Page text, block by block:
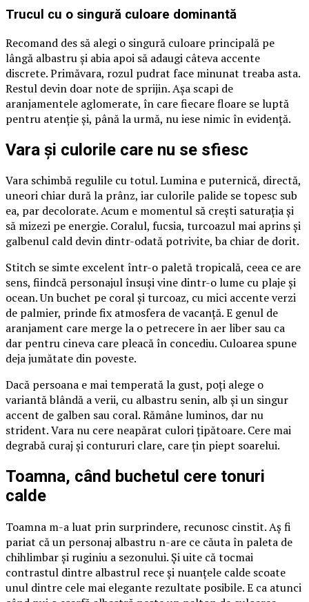
Trucul cu o singură culoare dominantă
Recomand des să alegi o singură culoare principală pe
lângă albastru și abia apoi să adaugi câteva accente
discrete. Primăvara, rozul pudrat face minunat treaba asta.
Restul devin doar note de sprijin. Așa scapi de
aranjamentele aglomerate, în care fiecare floare se luptă
pentru atenție și, până la urmă, nu iese nimic în evidență.
Vara și culorile care nu se sfiesc
Vara schimbă regulile cu totul. Lumina e puternică, directă,
uneori chiar dură la prânz, iar culorile palide se topesc sub
ea, par decolorate. Acum e momentul să crești saturația și
să mizezi pe energie. Coralul, fucsia, turcoazul mai aprins și
galbenul cald devin dintr-odată potrivite, ba chiar de dorit.
Stitch se simte excelent într-o paletă tropicală, ceea ce are
sens, fiindcă personajul însuși vine dintr-o lume cu plaje și
ocean. Un buchet pe coral și turcoaz, cu mici accente verzi
de palmier, prinde fix atmosfera de vacanță. E genul de
aranjament care merge la o petrecere în aer liber sau ca
dar pentru cineva care pleacă în concediu. Culoarea spune
deja jumătate din poveste.
Dacă persoana e mai temperată la gust, poți alege o
variantă blândă a verii, cu albastru senin, alb și un singur
accent de galben sau coral. Rămâne luminos, dar nu
strident. Vara nu cere neapărat culori țipătoare. Cere mai
degrabă curaj și contururi clare, care țin piept soarelui.
Toamna, când buchetul cere tonuri
calde
Toamna m-a luat prin surprindere, recunosc cinstit. Aș fi
pariat că un personaj albastru n-are ce căuta în paleta de
chihlimbar și ruginiu a sezonului. Și uite că tocmai
contrastul dintre albastrul rece și nuanțele calde scoate
unul dintre cele mai elegante rezultate posibile. E ca atunci